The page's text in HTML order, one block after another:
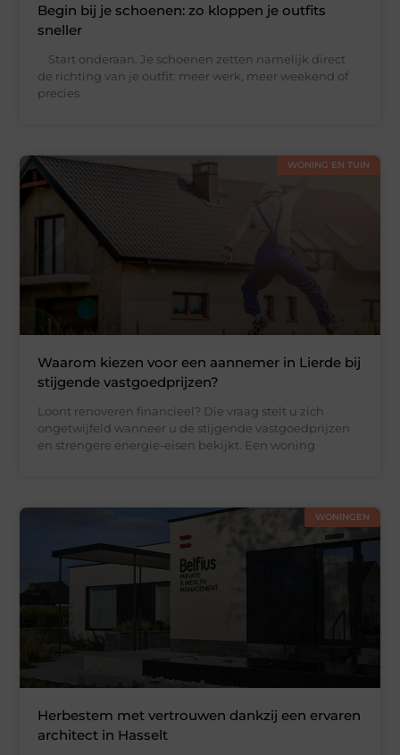
Begin bij je schoenen: zo kloppen je outfits
sneller
Start onderaan. Je schoenen zetten namelijk direct
de richting van je outfit: meer werk, meer weekend of
precies
WONING EN TUIN
Waarom kiezen voor een aannemer in Lierde bij
stijgende vastgoedprijzen?
Loont renoveren financieel? Die vraag stelt u zich
ongetwijfeld wanneer u de stijgende vastgoedprijzen
en strengere energie-eisen bekijkt. Een woning
WONINGEN
Herbestem met vertrouwen dankzij een ervaren
architect in Hasselt